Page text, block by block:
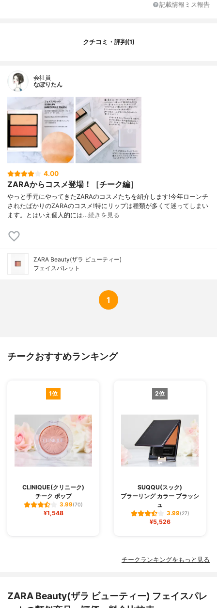
記載情報ミス報告
クチコミ・評判(1)
会社員
なぽりたん
4.00
ZARAからコスメ登場！［チーク編］
やっと手元にやってきたZARAのコスメたちを紹介します!今年ローンチ
されたばかりのZARAのコスメ!特にリップは種類が多くて迷ってしまい
ます。とはいえ個人的には…続きを見る
ZARA Beauty(ザラ ビューティー)
フェイスパレット
1
チークおすすめランキング
1位
CLINIQUE(クリニーク)
チーク ポップ
3.99(70)
¥1,548
2位
SUQQU(スック)
ブラーリング カラー ブラッシ
ュ
3.99(27)
¥5,526
チークランキングをもっと見る
ZARA Beauty(ザラ ビューティー) フェイスパレ